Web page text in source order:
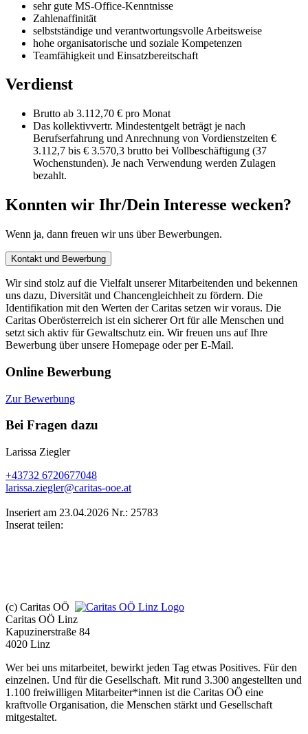
sehr gute MS-Office-Kenntnisse
Zahlenaffinität
selbstständige und verantwortungsvolle Arbeitsweise
hohe organisatorische und soziale Kompetenzen
Teamfähigkeit und Einsatzbereitschaft
Verdienst
Brutto ab 3.112,70 € pro Monat
Das kollektivvertr. Mindestentgelt beträgt je nach
Berufserfahrung und Anrechnung von Vordienstzeiten €
3.112,7 bis € 3.570,3 brutto bei Vollbeschäftigung (37
Wochenstunden). Je nach Verwendung werden Zulagen
bezahlt.
Konnten wir Ihr/Dein Interesse wecken?
Wenn ja, dann freuen wir uns über Bewerbungen.
Kontakt und Bewerbung
Wir sind stolz auf die Vielfalt unserer Mitarbeitenden und bekennen
uns dazu, Diversität und Chancengleichheit zu fördern. Die
Identifikation mit den Werten der Caritas setzen wir voraus. Die
Caritas Oberösterreich ist ein sicherer Ort für alle Menschen und
setzt sich aktiv für Gewaltschutz ein. Wir freuen uns auf Ihre
Bewerbung über unsere Homepage oder per E-Mail.
Online Bewerbung
Zur Bewerbung
Bei Fragen dazu
Larissa Ziegler
+43732 6720677048
larissa.ziegler@caritas-ooe.at
Inseriert am 23.04.2026 Nr.: 25783
Inserat teilen:
(c) Caritas OÖ
Caritas OÖ Linz
Kapuzinerstraße 84
4020 Linz
Wer bei uns mitarbeitet, bewirkt jeden Tag etwas Positives. Für den
einzelnen. Und für die Gesellschaft. Mit rund 3.300 angestellten und
1.100 freiwilligen Mitarbeiter*innen ist die Caritas OÖ eine
kraftvolle Organisation, die Menschen stärkt und Gesellschaft
mitgestaltet.